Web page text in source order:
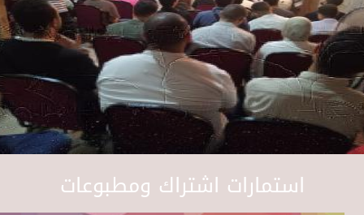
استمارات اشتراك ومطبوعات